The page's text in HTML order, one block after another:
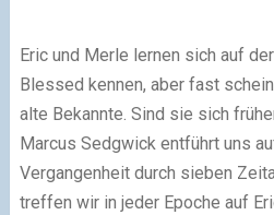
Eric und Merle lernen sich auf
Blessed kennen, aber fast
alte Bekannte. Sind sie sich
Marcus Sedgwick entführt uns
Vergangenheit durch sieben
treffen wir in jeder Epoche auf